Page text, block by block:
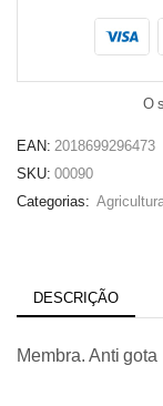
O
EAN: 2018699296473
SKU: 00090
Categorias:
DESCRIÇÃO
Membra. Anti gota